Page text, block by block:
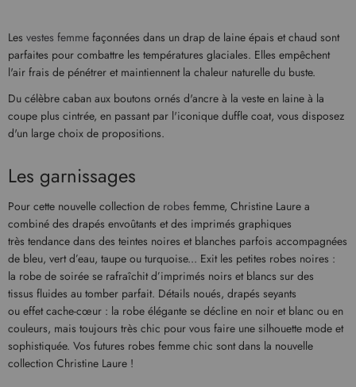
Les vestes femme façonnées dans un drap de laine épais et chaud sont
parfaites pour combattre les températures glaciales. Elles empêchent
l'air frais de pénétrer et maintiennent la chaleur naturelle du buste.
Du célèbre caban aux boutons ornés d'ancre à la veste en laine à la
coupe plus cintrée, en passant par l'iconique duffle coat, vous disposez
d'un large choix de propositions.
Les garnissages
Pour cette nouvelle collection de robes femme, Christine Laure a
combiné des drapés envoûtants et des imprimés graphiques
très tendance dans des teintes noires et blanches parfois accompagnées
de bleu, vert d’eau, taupe ou turquoise... Exit les petites robes noires :
la robe de soirée se rafraîchit d’imprimés noirs et blancs sur des
tissus fluides au tomber parfait. Détails noués, drapés seyants
ou effet cache-cœur : la robe élégante se décline en noir et blanc ou en
couleurs, mais toujours très chic pour vous faire une silhouette mode et
sophistiquée. Vos futures robes femme chic sont dans la nouvelle
collection Christine Laure !